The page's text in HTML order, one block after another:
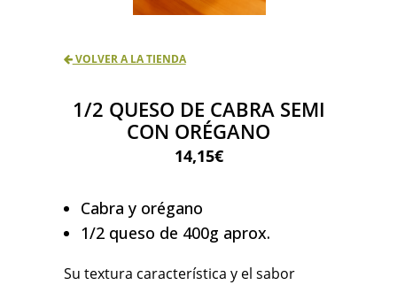
1/2 QUESO DE CABRA SEMI
CON ORÉGANO
14,15€
Cabra y orégano
1/2 queso de 400g aprox.
Su textura característica y el sabor